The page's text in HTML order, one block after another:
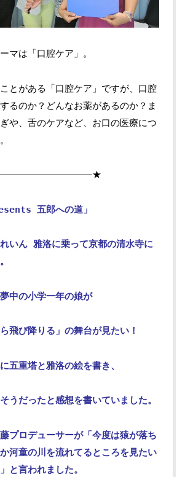
マは「口腔ケア」。
とがある「口腔ケア」ですが、口腔
るのか？どんなお薬があるのか？ま
や、舌のケアなど、お口の医療につ
五郎への道」
いん 雅洛に乗って京都の清水寺に
中の小学一年の娘が
飛び降りる」の舞台が見たい！
五重塔と雅洛の絵を書き、
うだったと感想を書いていました。
プロデューサーが「今度は猿が落ち
河童の川を流れてるところを見たい
と言われました。